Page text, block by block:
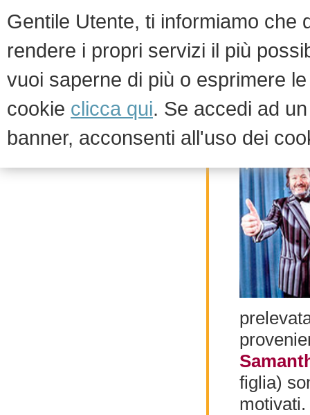
Gentile Utente, ti informiamo che
rendere i propri servizi il più
vuoi saperne di più o esprimere
cookie clicca qui. Se accedi ad
banner, acconsenti all'uso dei
Chi siamo
figlia)
motivati.